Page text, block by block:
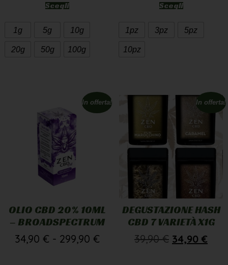
Scegli
1g 5g 10g
20g 50g 100g
Scegli
1pz 3pz 5pz
10pz
In offerta!
OLIO CBD 20% 10ML
– BROADSPECTRUM
34,90 € - 299,90 €
In offerta!
DEGUSTAZIONE HASH
CBD 7 VARIETÀ X1G
39,90€ 34,90 €